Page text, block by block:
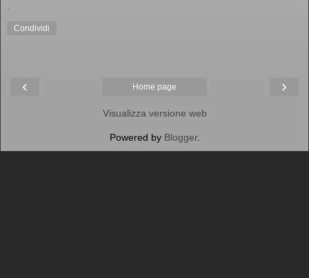
.
Condividi
‹ ›
Home page
Visualizza versione web
Powered by Blogger.